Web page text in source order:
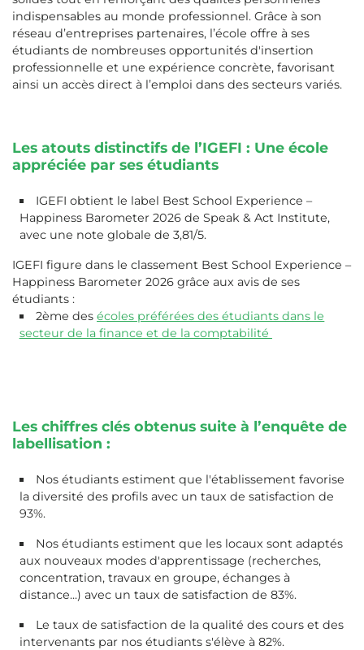
indispensables au monde professionnel. Grâce à son
réseau d’entreprises partenaires, l’école offre à ses
étudiants de nombreuses opportunités d'insertion
professionnelle et une expérience concrète, favorisant
ainsi un accès direct à l’emploi dans des secteurs variés.
Les atouts distinctifs de l’IGEFI : Une école
appréciée par ses étudiants
IGEFI obtient le label Best School Experience –
Happiness Barometer 2026 de Speak & Act Institute,
avec une note globale de 3,81/5.
IGEFI figure dans le classement Best School Experience –
Happiness Barometer 2026 grâce aux avis de ses
étudiants :
2ème desécoles préférées des étudiants dans le
secteur de la finance et de la comptabilité
Les chiffres clés obtenus suite à l’enquête de
labellisation :
Nos étudiants estiment que l'établissement favorise
la diversité des profils avec un taux de satisfaction de
93%.
Nos étudiants estiment que les locaux sont adaptés
aux nouveaux modes d'apprentissage (recherches,
concentration, travaux en groupe, échanges à
distance...) avec un taux de satisfaction de 83%.
Le taux de satisfaction de la qualité des cours et des
intervenants par nos étudiants s'élève à 82%.